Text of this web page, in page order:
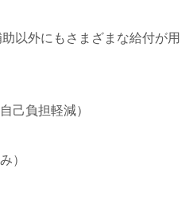
以外にもさまざまな給付が用
己負担軽減）
）